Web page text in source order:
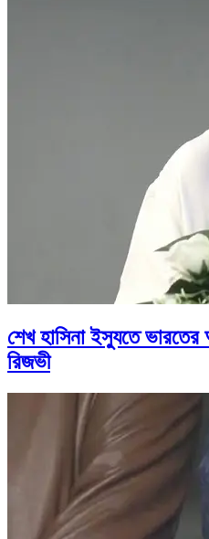
শেখ হাসিনা ইস্যুতে
রিজভী